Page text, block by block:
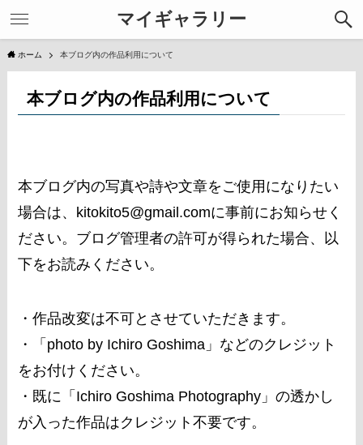
マイギャラリー
ホーム 本ブログ内の作品利用について
本ブログ内の作品利用について
本ブログ内の写真や詩や文章をご使用になりたい
場合は、kitokito5@gmail.comに事前にお知らせく
ださい。ブログ管理者の許可が得られた場合、以
下をお読みください。
・作品改変は不可とさせていただきます。
・「photo by Ichiro Goshima」などのクレジット
をお付けください。
・既に「Ichiro Goshima Photography」の透かし
が入った作品はクレジット不要です。